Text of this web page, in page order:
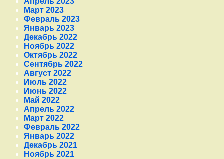
Март 2023
Февраль 2023
Январь 2023
Декабрь 2022
Ноябрь 2022
Октябрь 2022
Сентябрь 2022
Август 2022
Июль 2022
Июнь 2022
Май 2022
Апрель 2022
Март 2022
Февраль 2022
Январь 2022
Декабрь 2021
Ноябрь 2021